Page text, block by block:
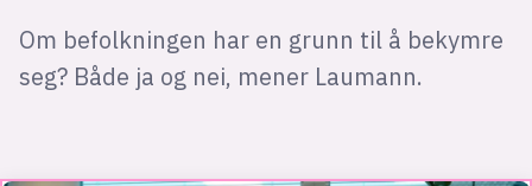
Om befolkningen har en grunn til å bekymre
seg? Både ja og nei, mener Laumann.